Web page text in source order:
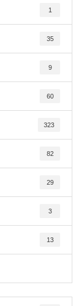
1
35
9
60
323
82
29
3
13